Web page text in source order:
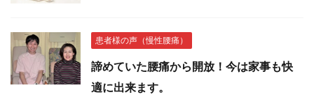
患者様の声（慢性腰痛）
諦めていた腰痛から開放！今は家事も快
適に出来ます。